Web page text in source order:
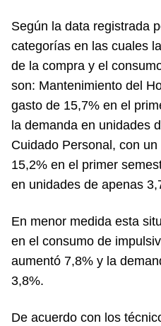
Según la data registrada
categorías en las cuales
de la compra y el
son: Mantenimiento del
gasto de 15,7% en el
la demanda en unidades
Cuidado Personal, con
15,2% en el primer
en unidades de apenas
En menor medida esta
en el consumo de
aumentó 7,8% y la
3,8%.
De acuerdo con los